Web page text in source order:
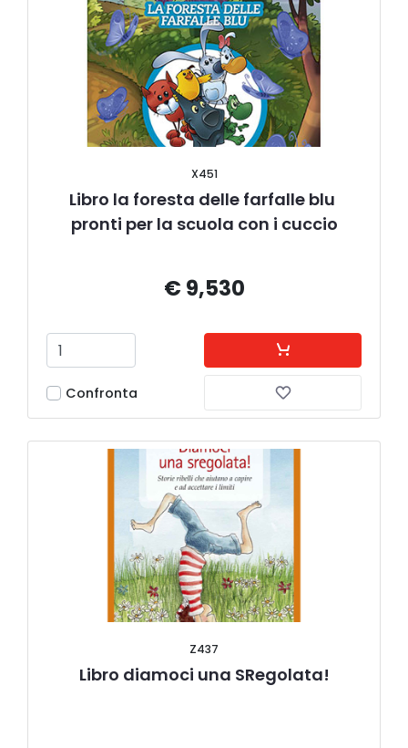
X451
Libro la foresta delle farfalle blu
pronti per la scuola con i cuccio
€ 9,530
Confronta
Z437
Libro diamoci una SRegolata!